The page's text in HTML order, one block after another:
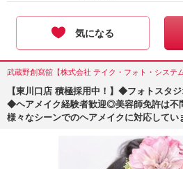
気になる
武蔵野創寫舘【株式会社 テイク・フォト・システ
【東川口店 積極採用中！】◆フォトスタ
◆ヘアメイク経験者歓迎◎美容師免許は不
様々なシーンでのヘアメイクに対応してい